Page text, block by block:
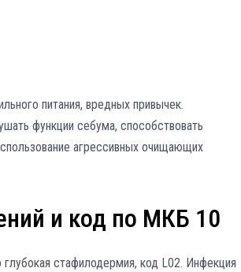
питания, вредных привычек.
функции себума, способствовать
агрессивных очищающих
и код по МКБ 10
стафилодермия, код L02. Инфекция